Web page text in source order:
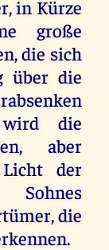
in Kürze
große
die sich
über die
wird die
aber
der
Sohnes
die